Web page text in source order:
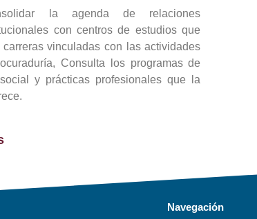
la agenda de relaciones
con centros de estudios que
carreras vinculadas con las actividades
Consulta los programas de
y prácticas profesionales que la
Navegación